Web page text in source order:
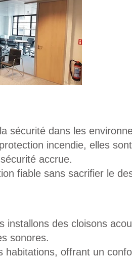
sécurité dans les
incendie, elles
accrue.
fiable sans sacrifier le
des cloisons
sonores.
habitations, offrant un